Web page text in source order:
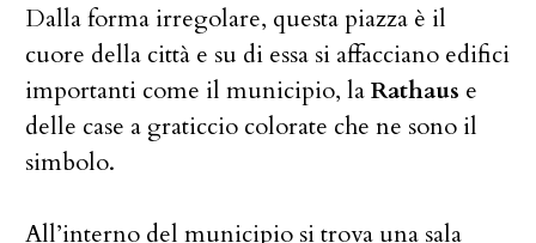
Dalla forma irregolare, questa piazza è il
cuore della città e su di essa si affacciano edifici
importanti come il municipio, laRathaus e
delle case a graticcio colorate che ne sono il
simbolo.
All’interno del municipio si trova una sala